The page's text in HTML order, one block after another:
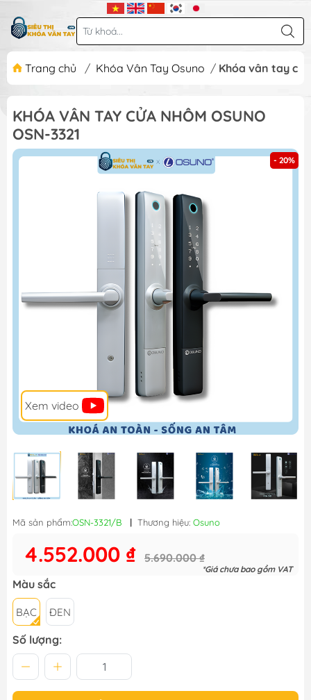
Trang chủ / Khóa Vân Tay Osuno / Khóa vân tay
KHÓA VÂN TAY CỬA NHÔM OSUNO
OSN-3321
- 20%
Xem video
Mã sản phẩm:OSN-3321/B | Thương hiệu: Osuno
4.552.000 ₫ 5.690.000 ₫
*Giá chưa bao gồm VAT
Màu sắc
BẠC ĐEN
Số lượng: